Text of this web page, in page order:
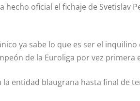
hecho oficial el fichaje de Svetislav
ya sabe lo que es ser el
de la Euroliga por vez primera
la entidad blaugrana hasta final de